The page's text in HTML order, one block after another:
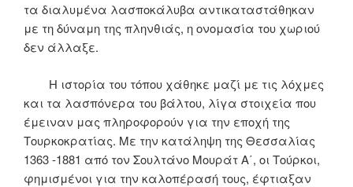
τα διαλυμένα λασποκάλυβα αντικαταστάθηκαν
με τη δύναμη της πληνθιάς, η ονομασία του χωριού
δεν άλλαξε.
Η ιστορία του τόπου χάθηκε μαζί με τις λόχμες
και τα λασπόνερα του βάλτου, λίγα στοιχεία που
έμειναν μας πληροφορούν για την εποχή της
Τουρκοκρατίας. Με την κατάληψη της Θεσσαλίας
1363 -1881 από τον Σουλτάνο Μουράτ Α΄, οι Τούρκοι,
φημισμένοι για την καλοπέρασή τους, έφτιαξαν